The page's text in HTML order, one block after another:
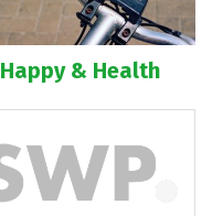
Happy & Health